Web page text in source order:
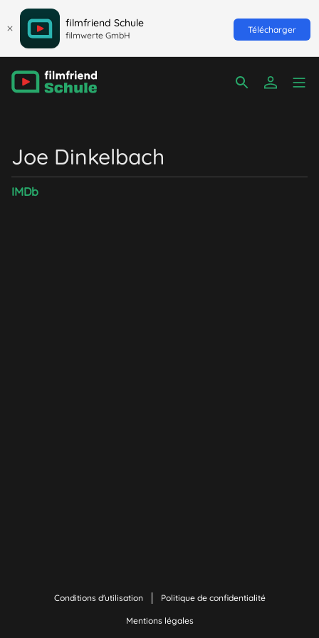
filmfriend Schule
filmwerte GmbH
Télécharger
Joe Dinkelbach
IMDb
Conditions d'utilisation Politique de confidentialité
Mentions légales